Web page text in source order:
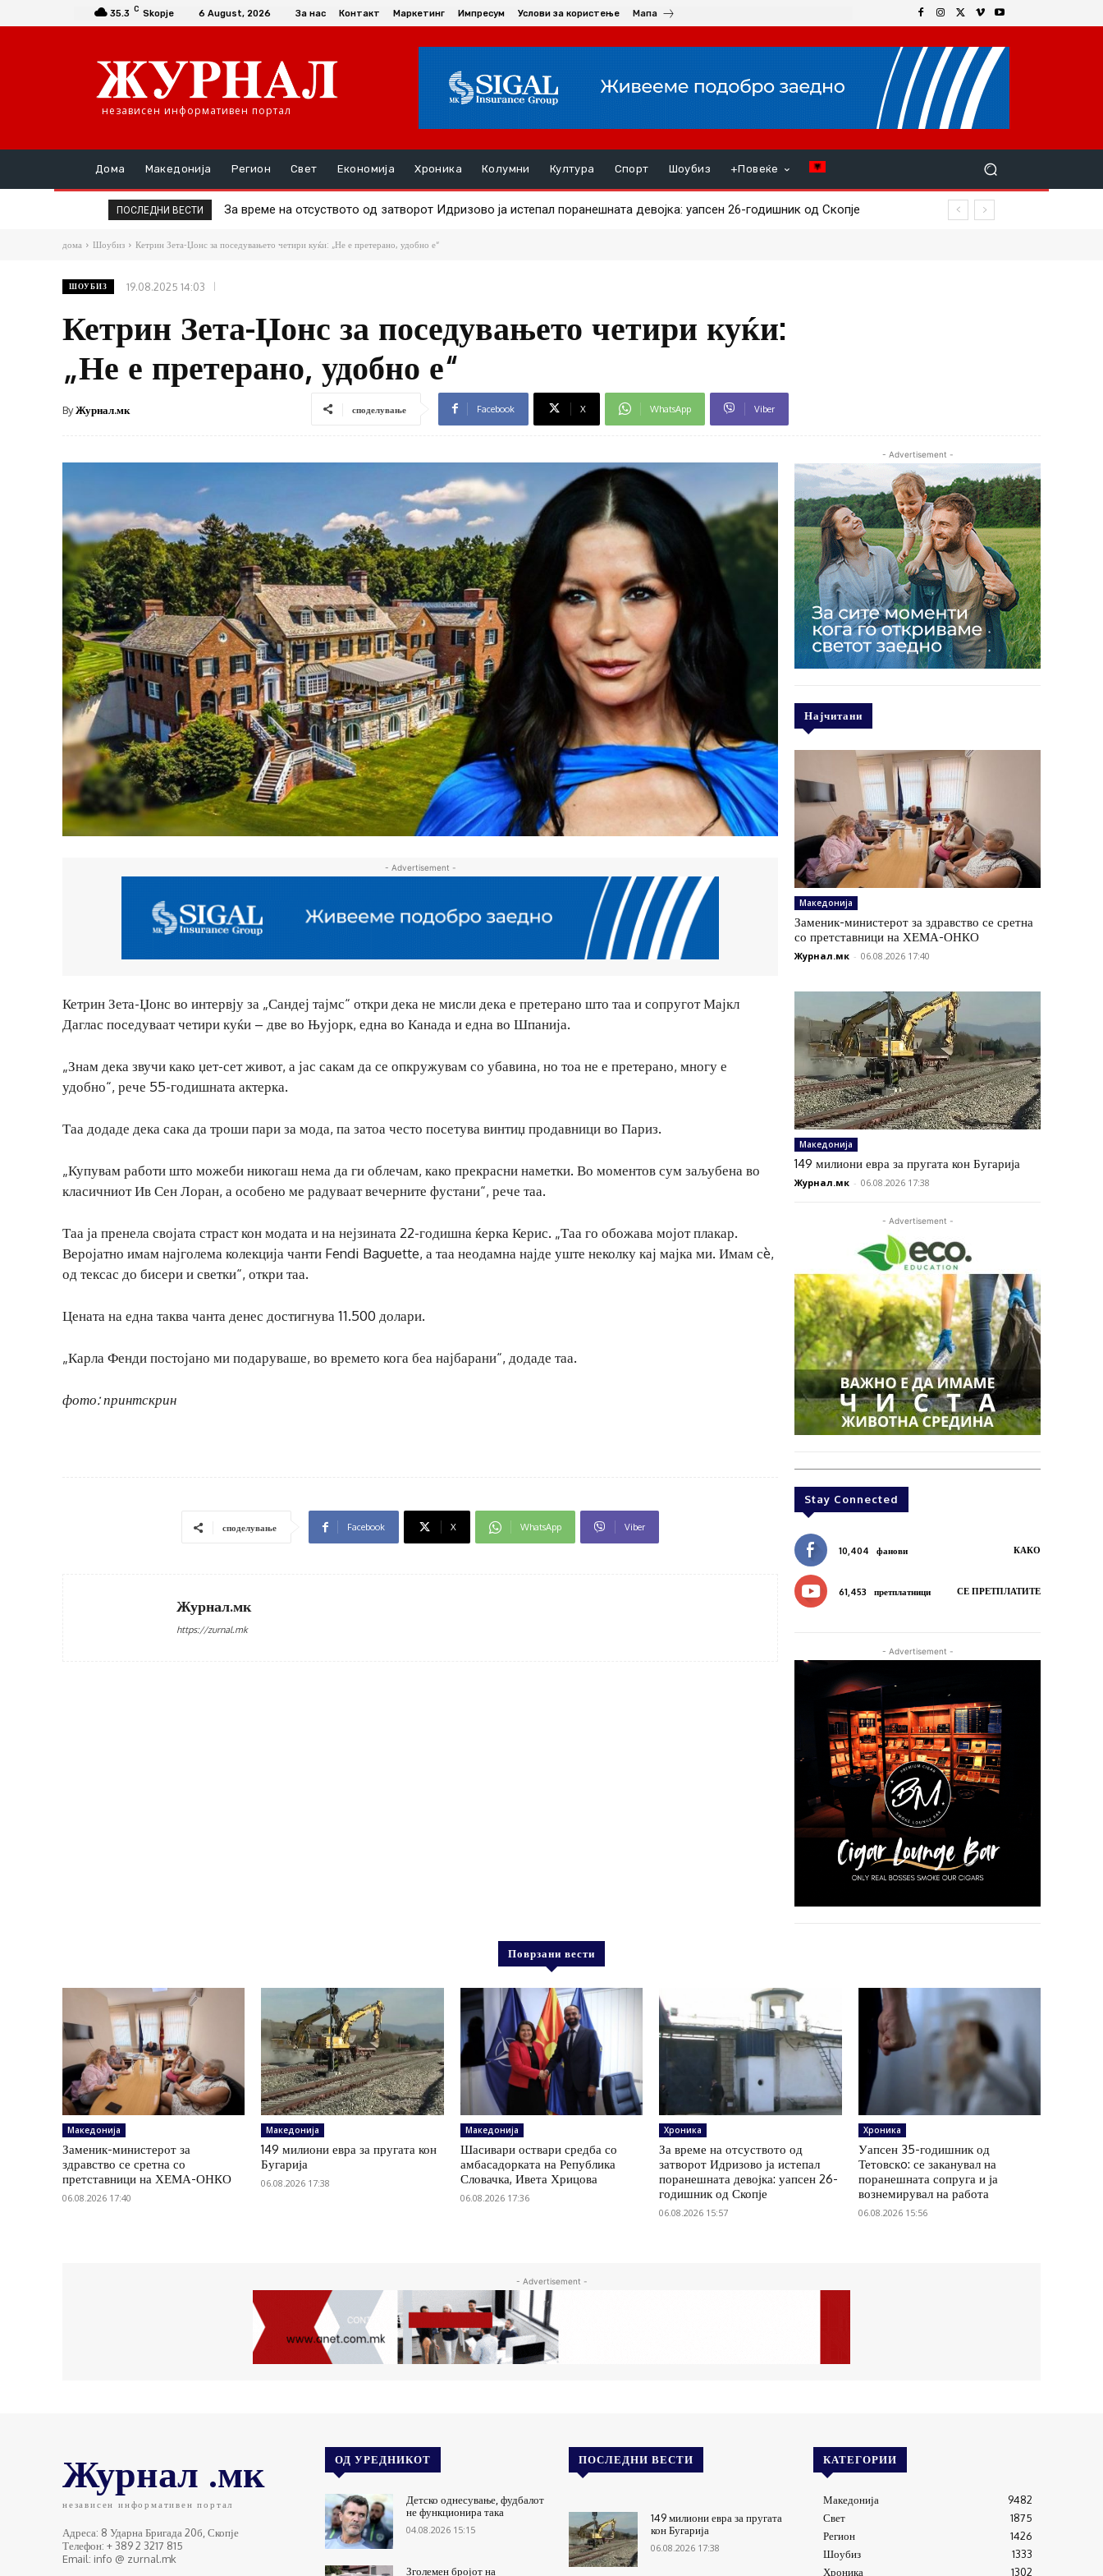
35.3 C Skopje 6 August, 2026 За нас Контакт Маркетинг Импресум Услови за користење Мапа
независен информативен портал
Дома Македонија Регион Свет Економија Хроника Колумни Култура Спорт Шоубиз +Повеќе
ПОСЛЕДНИ ВЕСТИ За време на отсуството од затворот Идризово ја истепал поранешната девојка: уапсен 26-годишник од Скопје
дома Шоубиз Кетрин Зета-Џонс за поседувањето четири куќи: „Не е претерано, удобно е“
ШОУБИЗ 19.08.2025 14:03
Кетрин Зета-Џонс за поседувањето четири куќи:
„Не е претерано, удобно е“
ByЖурнал.мк споделување Facebook X WhatsApp Viber
- Advertisement -
Кетрин Зета-Џонс во интервју за „Сандеј тајмс“ откри дека не мисли дека е претерано што таа и сопругот Мајкл
Даглас поседуваат четири куќи – две во Њујорк, една во Канада и една во Шпанија.
„Знам дека звучи како џет-сет живот, а јас сакам да се опкружувам со убавина, но тоа не е претерано, многу е
удобно“, рече 55-годишната актерка.
Таа додаде дека сака да троши пари за мода, па затоа често посетува винтиџ продавници во Париз.
„Купувам работи што можеби никогаш нема да ги облечам, како прекрасни наметки. Во моментов сум заљубена во
класичниот Ив Сен Лоран, а особено ме радуваат вечерните фустани“, рече таа.
Таа ја пренела својата страст кон модата и на нејзината 22-годишна ќерка Керис. „Таа го обожава мојот плакар.
Веројатно имам најголема колекција чанти Fendi Baguette, а таа неодамна најде уште неколку кај мајка ми. Имам сè,
од тексас до бисери и светки“, откри таа.
Цената на една таква чанта денес достигнува 11.500 долари.
„Карла Фенди постојано ми подаруваше, во времето кога беа најбарани“, додаде таа.
фото: принтскрин
споделување Facebook X WhatsApp Viber
Журнал.мк
https://zurnal.mk
- Advertisement -
Најчитани
Македонија
Заменик-министерот за здравство се сретна
со претставници на ХЕМА-ОНКО
Журнал.мк - 06.08.2026 17:40
Македонија
149 милиони евра за пругата кон Бугарија
Журнал.мк - 06.08.2026 17:38
- Advertisement -
Stay Connected
10,404 фанови КАКО
61,453 претплатници СЕ ПРЕТПЛАТИТЕ
- Advertisement -
Поврзани вести
Македонија
Заменик-министерот за
здравство се сретна со
претставници на ХЕМА-ОНКО
06.08.2026 17:40
Македонија
149 милиони евра за пругата кон
Бугарија
06.08.2026 17:38
Македонија
Шасивари оствари средба со
амбасадорката на Република
Словачка, Ивета Хрицова
06.08.2026 17:36
Хроника
За време на отсуството од
затворот Идризово ја истепал
поранешната девојка: уапсен 26-
годишник од Скопје
06.08.2026 15:57
Хроника
Уапсен 35-годишник од
Тетовскo: се заканувал на
поранешната сопруга и ја
вознемирувал на работа
06.08.2026 15:56
- Advertisement -
Журнал .мк
независен информативен портал
Адреса: 8 Ударна Бригада 20б, Скопје
Телефон: + 389 2 3217 815
Email: info @ zurnal.mk
ОД УРЕДНИКОТ
Детско однесување, фудбалот
не функционира така
04.08.2026 15:15
Зголемен бројот на
ПОСЛЕДНИ ВЕСТИ
149 милиони евра за пругата
кон Бугарија
06.08.2026 17:38
КАТЕГОРИИ
Македонија
9482
Свет
1875
Регион
1426
Шоубиз
1333
Хроника
1302